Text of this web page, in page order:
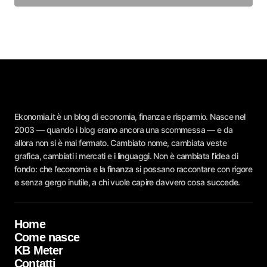
Ekonomia.it è un blog di economia, finanza e risparmio. Nasce nel
2003 — quando i blog erano ancora una scommessa — e da
allora non si è mai fermato. Cambiato nome, cambiata veste
grafica, cambiati i mercati e i linguaggi. Non è cambiata l’idea di
fondo: che l’economia e la finanza si possano raccontare con rigore
e senza gergo inutile, a chi vuole capire davvero cosa succede.
Home
Come nasce
KB Meter
Contatti